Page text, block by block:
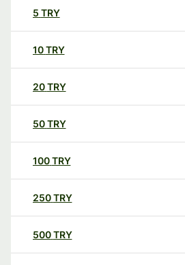
5 TRY
10TRY
20TRY
50TRY
100TRY
250TRY
500TRY